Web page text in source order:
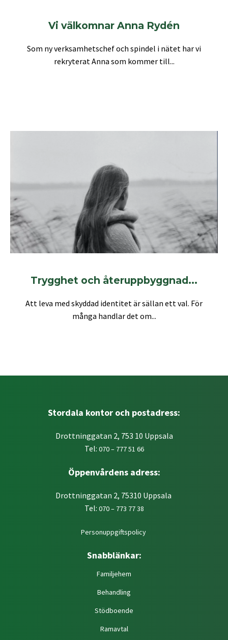
Vi välkomnar Anna Rydén
Som ny verksamhetschef och spindel i nätet har vi
rekryterat Anna som kommer till...
Trygghet och återuppbyggnad...
Att leva med skyddad identitet är sällan ett val. För
många handlar det om...
Stordala kontor och postadress:
Drottninggatan 2, 753 10 Uppsala
Tel: 070 – 777 51 66
Öppenvårdens adress:
Drottninggatan 2, 75310 Uppsala
Tel: 070 – 773 77 38
Personuppgiftspolicy
Snabblänkar:
Familjehem
Behandling
Stödboende
Ramavtal